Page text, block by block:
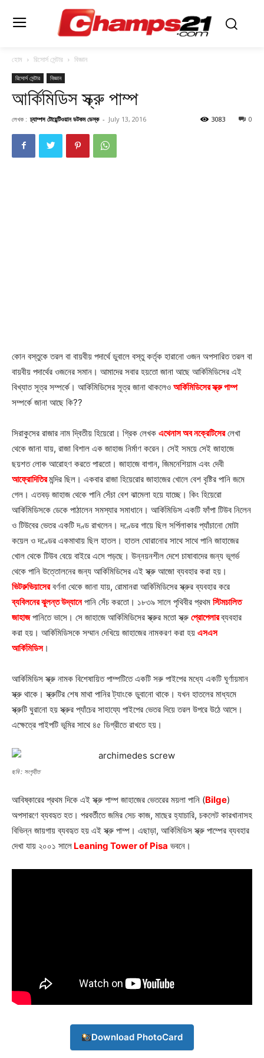
Champs21
হোম রিসোর্স সেন্টার বিজ্ঞান
রিসোর্স সেন্টার বিজ্ঞান
আর্কিমিডিস স্ক্রু পাম্প
লেখক : চ্যাম্পস টোয়েন্টিওয়ান ডটকম ডেস্ক - July 13, 2016 0
3083
কোন বস্তুকে তরল বা বায়বীয় পদার্থে ডুবালে বস্তু কর্তৃক হারানো ওজন অপসারিত তরল বা
বায়বীয় পদার্থের ওজনের সমান। আমাদের সবার হয়তো জানা আছে আর্কিমিডিসের এই
বিখ্যাত সূত্র সম্পর্কে। আর্কিমিডিসের সূত্র জানা থাকলেও আর্কিমিডিসের স্ক্রু পাম্প
সম্পর্কে জানা আছে কি??
সিরাকুসের রাজার নাম দ্বিতীয় হিয়েরো। গ্রিক লেখক এথেনাস অব নক্রেটিসেরলেখা
থেকে জানা যায়, রাজা বিশাল এক জাহাজ নির্মাণ করেন। সেই সময়ে সেই জাহাজে
ছয়শত লোক আরোহণ করতে পারতো। জাহাজে বাগান, জিমনেশিয়াম এবং দেবী
আফ্রোদিতিরমন্দির ছিল। একবার রাজা হিয়েরোর জাহাজের খোলে বেশ বৃষ্টির পানি জমে
গেল। এতবড় জাহাজ থেকে পানি সেঁচা বেশ ঝামেলা হয়ে যাচ্ছে। কিং হিয়েরো
আর্কিমিডিসকে ডেকে পাঠালেন সমস্যার সমাধানে। আর্কিমিডিস একটি ফাঁপা টিউব নিলেন
ও টিউবের ভেতর একটি দণ্ড রাখলেন। দণ্ডের গায়ে ছিল সর্পিলাকার প্যাঁচানো মোটা
কয়েল ও দণ্ডের একমাথায় ছিল হাতল। হাতল ঘোরানোর সাথে সাথে পানি জাহাজের
খোল থেকে টিউব বেয়ে বাইরে এসে পড়ছে। উন্নয়নশীল দেশে চাষাবাদের জন্য ভূগর্ভ
থেকে পানি উত্তোলনের জন্য আর্কিমিডিসের এই স্ক্রু আজো ব্যবহার করা হয়।
ভিটরুভিয়াসেরবর্ণনা থেকে জানা যায়, রোমানরা আর্কিমিডিসের স্ক্রুর ব্যবহার করে
ব্যবিলনের ঝুলন্ত উদ্যানেপানি সেঁচ করতো। ১৮৩৯ সালে পৃথিবীর প্রথম স্টিমচালিত
জাহাজপানিতে ভাসে। সে জাহাজে আর্কিমিডিসের স্ক্রুর মতো স্ক্রু প্রোপেলারব্যবহার
করা হয়। আর্কিমিডিসকে সম্মান দেখিয়ে জাহাজের নামকরণ করা হয় এসএস
আর্কিমিডিস।
আর্কিমিডিস স্ক্রু নামক বিশেষায়িত পাম্পটিতে একটি সরু পাইপের মধ্যে একটি ঘূর্ণায়মান
স্ক্রু থাকে। স্ক্রুটির শেষ মাথা পানির ট্যাংকে ডুবানো থাকে। যখন হাতলের মাধ্যমে
স্ক্রুটি ঘুরানো হয় স্ক্রুর প্যাঁচের সাহায্যে পাইপের ভেতর দিয়ে তরল উপরে উঠে আসে।
এক্ষেত্রে পাইপটি ভূমির সাথে ৪৫ ডিগ্রীতে রাখতে হয়।
ছবি : সংগৃহীত
আবিষ্কারের প্রথম দিকে এই স্ক্রু পাম্প জাহাজের ভেতরের ময়লা পানি (Bilge)
অপসারণে ব্যবহৃত হত। পরবর্তীতে জমির সেচ কাজ, মাছের হ্যাচারি, চকলেট কারখানাসহ
বিভিন্ন জায়গায় ব্যবহৃত হয় এই স্ক্রু পাম্প। এছাড়া, আর্কিমিডিস স্ক্রু পাম্পের ব্যবহার
দেখা যায় ২০০১ সালে Leaning Tower of Pisa ভবনে।
Download PhotoCard